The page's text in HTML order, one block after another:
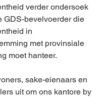
verder ondersoek
GDS-bevelvoerder die
in
met provinsiale
moet hanteer.
sake-eienaars en
uit om ons kantore by